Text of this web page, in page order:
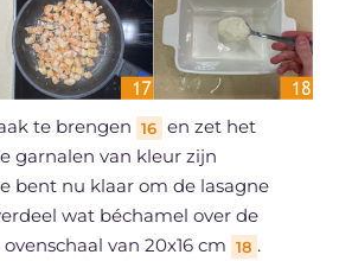
te brengen 16 en zet het
garnalen van kleur zijn
bent nu klaar om de lasagne
wat béchamel over de
van 20x16 cm 18 .